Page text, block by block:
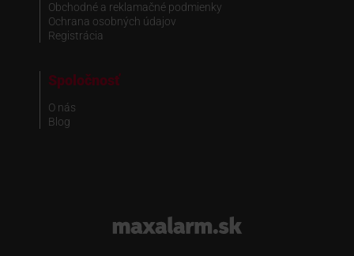
Obchodné a reklamačné podmienky
Ochrana osobných údajov
Registrácia
Spoločnosť
O nás
Blog
www.maxalarm.sk